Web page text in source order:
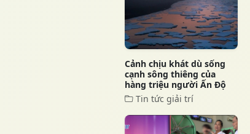
Cảnh chịu khát dù sống
cạnh sông thiêng của
hàng triệu người Ấn Độ
Tin tức giải trí